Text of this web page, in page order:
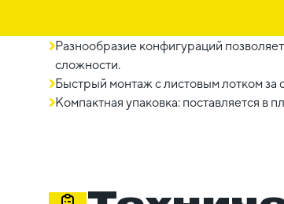
Разнообразие конфигураций
сложности.
Быстрый монтаж с листовым лотком за
Компактная упаковка: поставляется в